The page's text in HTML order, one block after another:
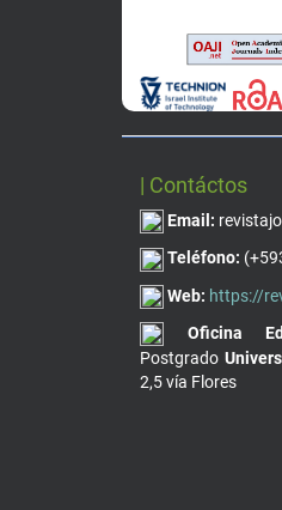
| Contáctos
Email:
Teléfono:
Web: https://
Oficina
Postgrado
2,5 vía Flores